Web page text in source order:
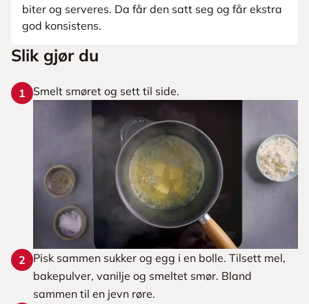
biter og serveres. Da får den satt seg og får ekstra
god konsistens.
Slik gjør du
1 Smelt smøret og sett til side.
2
Pisk sammen sukker og egg i en bolle. Tilsett mel,
bakepulver, vanilje og smeltet smør. Bland
sammen til en jevn røre.